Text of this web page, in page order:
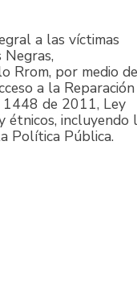
a las víctimas
Rrom, por medio
a la Reparación
de 2011, Ley
incluyendo
Política Pública.